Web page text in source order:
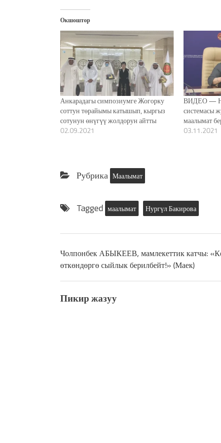
Анкарадагы симпозиумге Жогорку
соттун төрайымы катышып, кыргыз
сотунун өнүгүү жолдорун айтты
02.09.2021
ВИДЕО —
системасы
маалымат
03.11.2021
Tagged маалымат
Пикир жазуу